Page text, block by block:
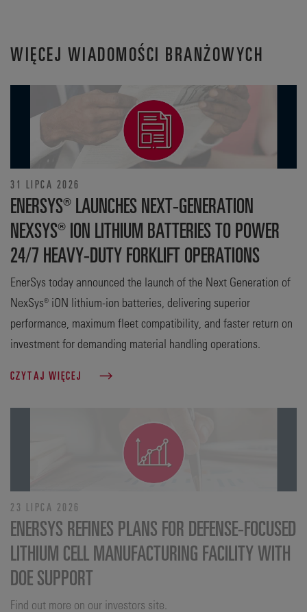
WIĘCEJ WIADOMOŚCI BRANŻOWYCH
31 LIPCA 2026
ENERSYS® LAUNCHES NEXT-GENERATION
NEXSYS® ION LITHIUM BATTERIES TO POWER
24/7 HEAVY-DUTY FORKLIFT OPERATIONS
EnerSys today announced the launch of the Next Generation of
NexSys® iON lithium-ion batteries, delivering superior
performance, maximum fleet compatibility, and faster return on
investment for demanding material handling operations.
CZYTAJ WIĘCEJ
23 LIPCA 2026
ENERSYS REFINES PLANS FOR DEFENSE‑FOCUSED
LITHIUM CELL MANUFACTURING FACILITY WITH
DOE SUPPORT
Find out more on our investors site.